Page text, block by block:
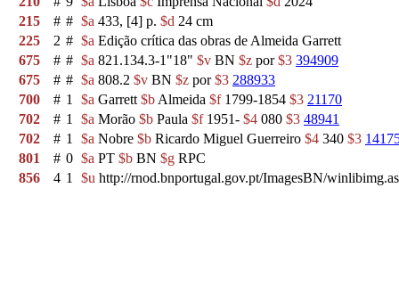
215
# # $a 433, [4] p. $d 24 cm
225
2 # $a Edição crítica das obras de Almeida Garrett
675
# # $a 821.134.3-1"18" $v BN $z por$3 394909
675
# # $a 808.2 $v BN $z por$3 288933
700
# 1 $a Garrett $b Almeida $f1799-1854 $3 21170
702
# 1 $a Morão $b Paula $f1951- $4 080 $3 48941
702
# 1 $a Nobre $b Ricardo Miguel Guerreiro $4 340 $3
801
# 0 $a PT $b BN $g RPC
856
4 1 $u http://rnod.bnportugal.gov.pt/ImagesBN/